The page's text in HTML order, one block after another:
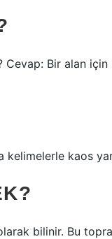
Bir alan
kelimelerle kaos
bilinir. Bu